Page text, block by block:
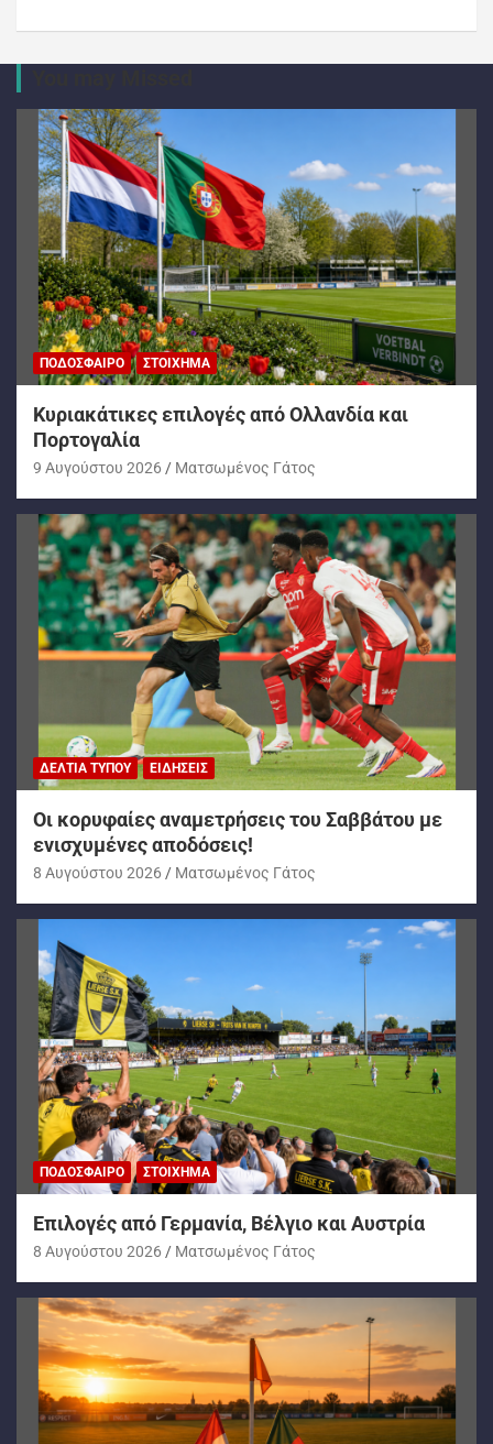
ΠΟΔΌΣΦΑΙΡΟ ΣΤΟΊΧΗΜΑ
Kυριακάτικες επιλογές από Ολλανδία και
Πορτογαλία
9 Αυγούστου 2026 Ματσωμένος Γάτος
ΔΕΛΤΊΑ ΤΎΠΟΥ ΕΙΔΉΣΕΙΣ
Oι κορυφαίες αναμετρήσεις του Σαββάτου με
ενισχυμένες αποδόσεις!
8 Αυγούστου 2026 Ματσωμένος Γάτος
ΠΟΔΌΣΦΑΙΡΟ ΣΤΟΊΧΗΜΑ
Επιλογές από Γερμανία, Βέλγιο και Αυστρία
8 Αυγούστου 2026 Ματσωμένος Γάτος